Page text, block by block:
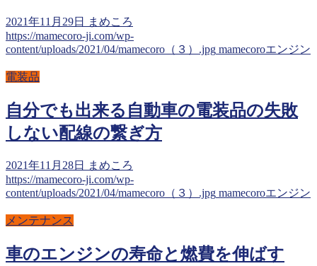
2021年11月29日
まめころ
https://mamecoro-ji.com/wp-
content/uploads/2021/04/mamecoro（３）.jpg mamecoroエンジン
電装品
自分でも出来る自動車の電装品の失敗
しない配線の繋ぎ方
2021年11月28日
まめころ
https://mamecoro-ji.com/wp-
content/uploads/2021/04/mamecoro（３）.jpg mamecoroエンジン
メンテナンス
車のエンジンの寿命と燃費を伸ばす